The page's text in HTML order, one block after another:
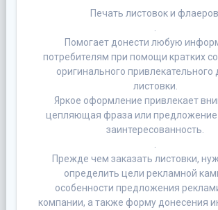
Печать листовок и флаеров.
Помогает донести любую
потребителям при помощи кратких
оригинального привлекательного
листовки.
Яркое оформление привлекает
цепляющая фраза или
заинтересованность.
Прежде чем заказать листовки,
определить цели рекламной
особенности предложения
компании, а также форму донесения